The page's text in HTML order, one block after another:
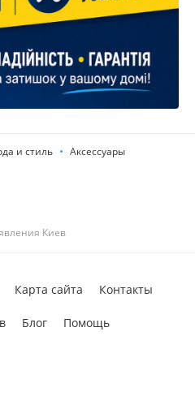
и стиль Аксессуары
Киев
Карта сайта Контакты
Блог Помощь